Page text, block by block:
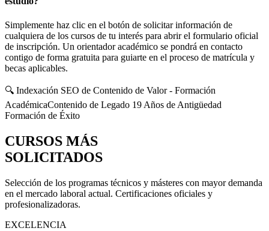
Simplemente haz clic en el botón de solicitar información de
cualquiera de los cursos de tu interés para abrir el formulario oficial
de inscripción. Un orientador académico se pondrá en contacto
contigo de forma gratuita para guiarte en el proceso de matrícula y
becas aplicables.
🔍 Indexación SEO de Contenido de Valor - Formación
AcadémicaContenido de Legado 19 Años de Antigüedad
Formación de Éxito
CURSOS MÁS
SOLICITADOS
Selección de los programas técnicos y másteres con mayor demanda
en el mercado laboral actual. Certificaciones oficiales y
profesionalizadoras.
EXCELENCIA